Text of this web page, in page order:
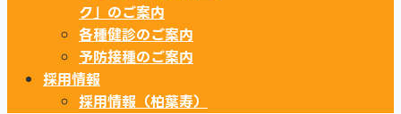
ク」のご案内
各種健診のご案内
予防接種のご案内
採用情報
採用情報（柏葉寿）